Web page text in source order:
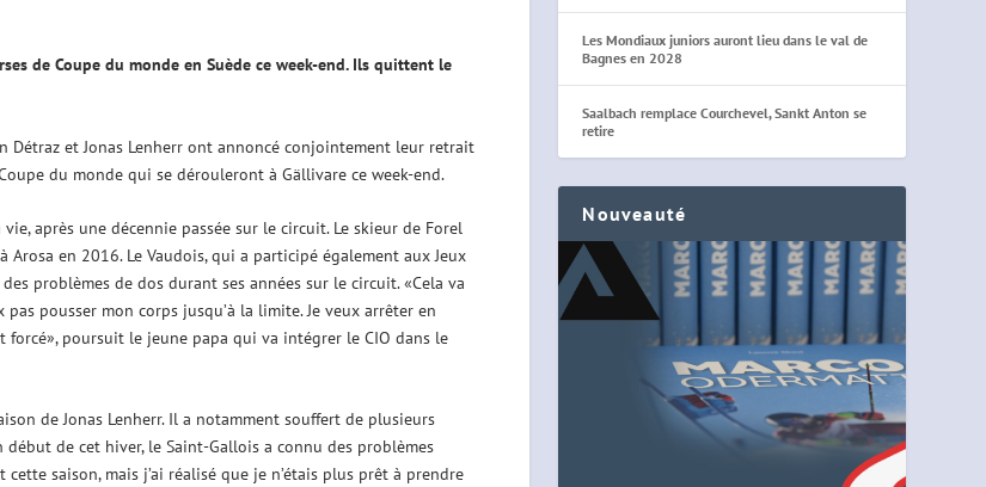
de Coupe du monde en Suède ce week-end. Ils quittent le
Détraz et Jonas Lenherr ont annoncé conjointement leur retrait
du monde qui se dérouleront à Gällivare ce week-end.
après une décennie passée sur le circuit. Le skieur de Forel
en 2016. Le Vaudois, qui a participé également aux Jeux
problèmes de dos durant ses années sur le circuit. «Cela va
pousser mon corps jusqu’à la limite. Je veux arrêter en
poursuit le jeune papa qui va intégrer le CIO dans le
de Jonas Lenherr. Il a notamment souffert de plusieurs
de cet hiver, le Saint-Gallois a connu des problèmes
saison, mais j’ai réalisé que je n’étais plus prêt à prendre
Les Mondiaux juniors auront lieu dans le val de
Bagnes en 2028
Saalbach remplace Courchevel, Sankt Anton se
retire
Nouveauté